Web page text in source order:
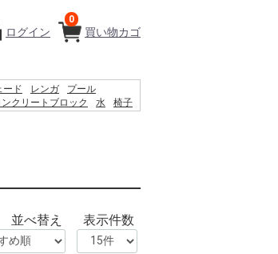
買い物カゴ
0
ログイン
ード レンガ
プール
ンクリートブロック 水
椅子
並べ替え 表示件数